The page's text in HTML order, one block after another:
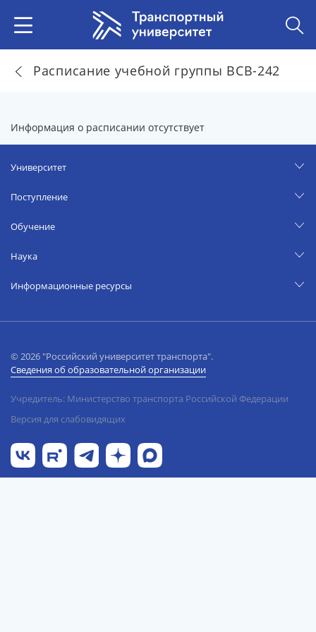
Расписание учебной группы ВСВ-242
Информация о расписании отсутствует
Университет
Поступление
Обучение
Наука
Информационные ресурсы
© 2026 "Российский университет транспорта".
Сведения об образовательной организации
Учредитель: Министерство транспорта Российской Федерации
Версия для слабовидящих